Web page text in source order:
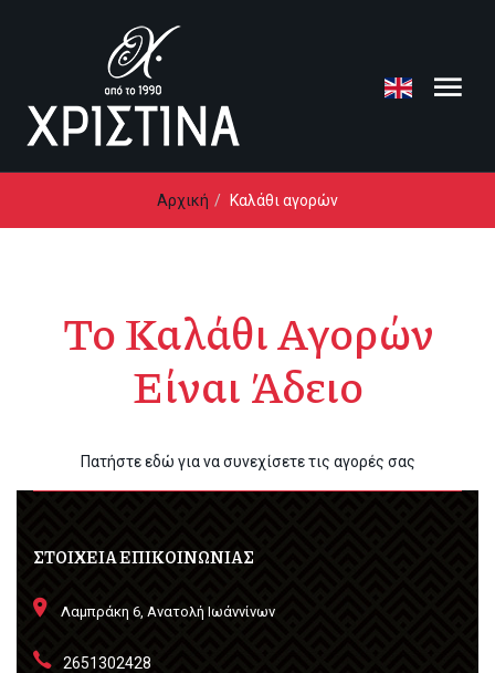
Αρχική Καλάθι αγορών
Το Καλάθι Αγορών
Είναι Άδειο
Πατήστε εδώ για να συνεχίσετε τις αγορές σας
ΣΤΟΙΧΕΙΑ ΕΠΙΚΟΙΝΩΝΙΑΣ
Λαμπράκη 6, Ανατολή Ιωάννίνων
2651302428